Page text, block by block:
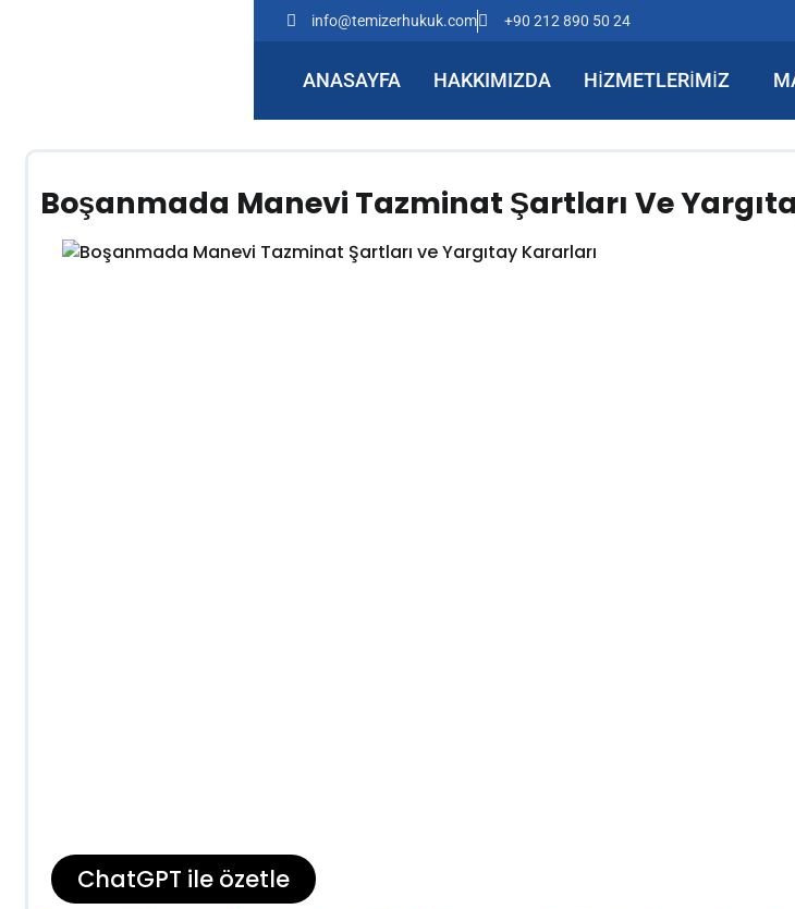
info@temizerhukuk.com +90 212 890 50 24
ANASAYFA HAKKIMIZDA HIZMETLERIMIZ
Boşanmada Manevi Tazminat Şartları Ve
ChatGPT ile özetle